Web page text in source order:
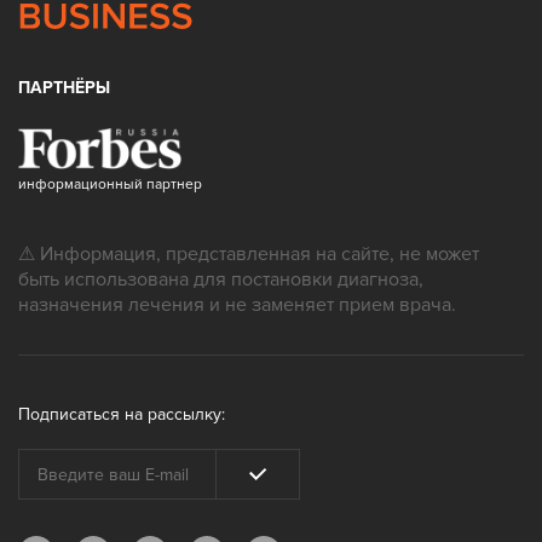
ПАРТНЁРЫ
информационный партнер
⚠ Информация, представленная на сайте, не может
быть использована для постановки диагноза,
назначения лечения и не заменяет прием врача.
Подписаться на рассылку: